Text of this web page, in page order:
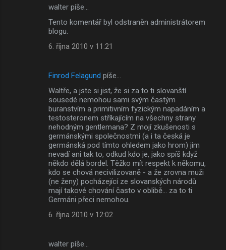
walter píše…
Tento komentář byl odstraněn administrátorem
blogu.
6. října 2010 v 11:21
Finrod Felagund píše…
Waltře, a jste si jist, že si za to ti slovanští
sousedé nemohou sami svým častým
buranstvím a primitivním fyzickým napadáním a
testosteronem stříkajícím na všechny strany
nehodným gentlemana? Z mojí zkušenosti s
germánskými společnostmi (a i ta česká je
germánská pod tímto ohledem jako hrom) jim
nevadí ani tak to, odkud kdo je, jako spíš když
někdo dělá bordel. Těžko mít respekt k někomu,
kdo se chová necivilizovaně - a že zrovna muži
(ne ženy) pocházející ze slovanských národů
mají takové chování často v oblibě... za to ti
Germáni přeci nemohou.
6. října 2010 v 12:02
walter píše…